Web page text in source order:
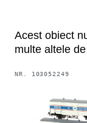
Acest obiect
multe altele
NR. 103052249